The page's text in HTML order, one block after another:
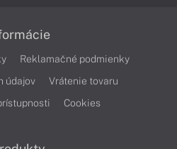
Reklamačné podmienky
údajov
Vrátenie tovaru
Cookies